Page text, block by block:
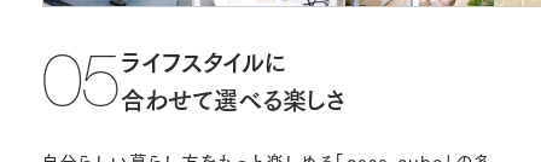
05ライフスタイルに
合わせて選べる楽しさ